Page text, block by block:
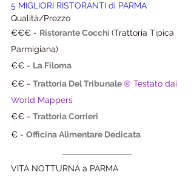
5 MIGLIORI RISTORANTI di PARMA
Qualità/Prezzo
€€€ - Ristorante Cocchi (Trattoria Tipica
Parmigiana)
€€ - La Filoma
€€ - Trattoria Del Tribunale® Testato dai
World Mappers
€€ - Trattoria Corrieri
€ - Officina Alimentare Dedicata
VITA NOTTURNA a PARMA